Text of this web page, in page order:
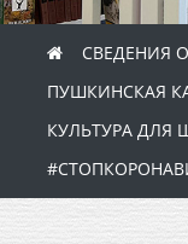
СВЕДЕНИЯ
ПУШКИНСКАЯ
КУЛЬТУРА ДЛЯ